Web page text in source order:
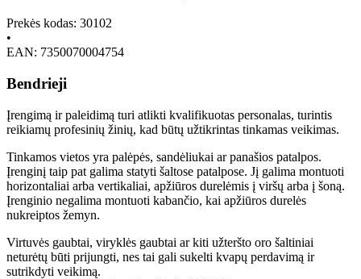
Prekės kodas: 30102
•
EAN: 7350070004754
Bendrieji
Įrengimą ir paleidimą turi atlikti kvalifikuotas personalas, turintis
reikiamų profesinių žinių, kad būtų užtikrintas tinkamas veikimas.
Tinkamos vietos yra palėpės, sandėliukai ar panašios patalpos.
Įrenginį taip pat galima statyti šaltose patalpose. Jį galima montuoti
horizontaliai arba vertikaliai, apžiūros durelėmis į viršų arba į šoną.
Įrenginio negalima montuoti kabančio, kai apžiūros durelės
nukreiptos žemyn.
Virtuvės gaubtai, viryklės gaubtai ar kiti užteršto oro šaltiniai
neturėtų būti prijungti, nes tai gali sukelti kvapų perdavimą ir
sutrikdyti veikimą.